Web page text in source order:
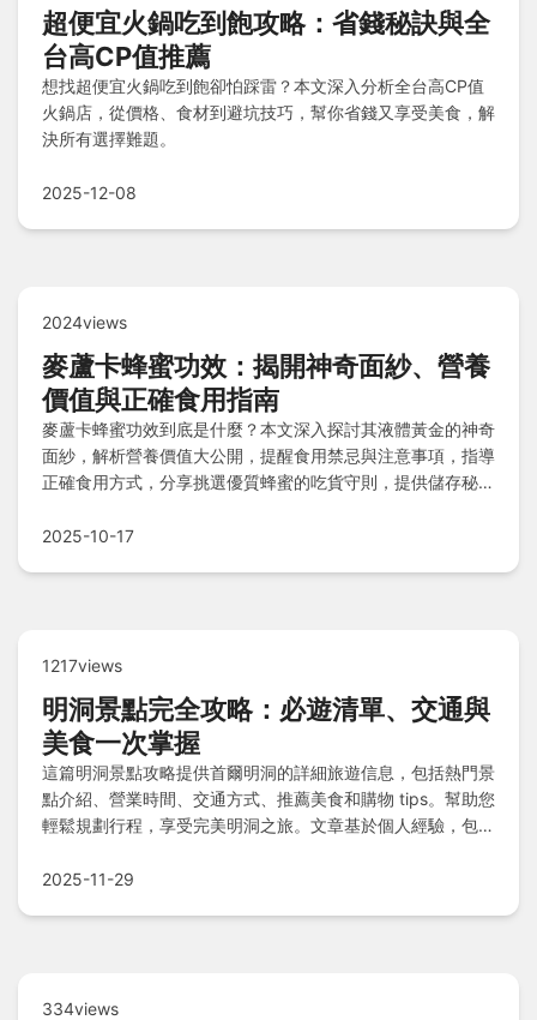
超便宜火鍋吃到飽攻略：省錢秘訣與全
台高CP值推薦
想找超便宜火鍋吃到飽卻怕踩雷？本文深入分析全台高CP值
火鍋店，從價格、食材到避坑技巧，幫你省錢又享受美食，解
決所有選擇難題。
2025-12-08
2024views
麥蘆卡蜂蜜功效：揭開神奇面紗、營養
價值與正確食用指南
麥蘆卡蜂蜜功效到底是什麼？本文深入探討其液體黃金的神奇
面紗，解析營養價值大公開，提醒食用禁忌與注意事項，指導
正確食用方式，分享挑選優質蜂蜜的吃貨守則，提供儲存秘
2025-10-17
1217views
明洞景點完全攻略：必遊清單、交通與
美食一次掌握
這篇明洞景點攻略提供首爾明洞的詳細旅遊信息，包括熱門景
點介紹、營業時間、交通方式、推薦美食和購物 tips。幫助您
輕鬆規劃行程，享受完美明洞之旅。文章基於個人經驗，包含
2025-11-29
334views